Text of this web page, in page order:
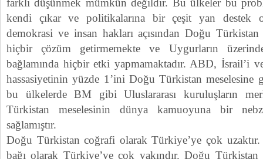
farklı düşünmek mümkün değildir. Bu ülkeler bu
kendi çıkar ve politikalarına bir çeşit yan destek
demokrasi ve insan hakları açısından Doğu
hiçbir çözüm getirmemekte ve Uygurların
bağlamında hiçbir etki yapmamaktadır. ABD, İsrail’i
hassasiyetinin yüzde 1’ini Doğu Türkistan meselesine
bu ülkelerde BM gibi Uluslararası kuruluşların
Türkistan meselesinin dünya kamuoyuna bir
sağlamıştır.
Doğu Türkistan coğrafi olarak Türkiye’ye çok
bağı olarak Türkiye’ye çok yakındır. Doğu